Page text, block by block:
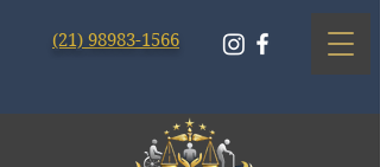
(21) 98983-1566